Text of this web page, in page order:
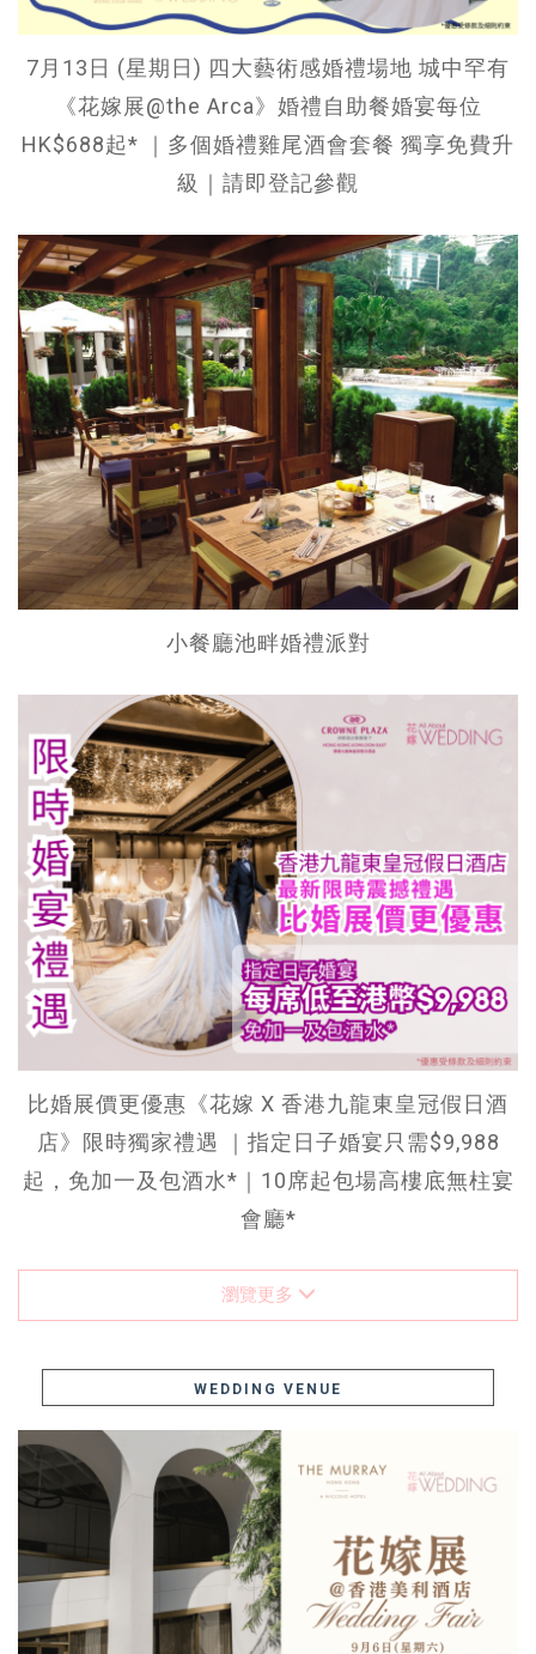
7月13日 (星期日) 四大藝術感婚禮場地 城中罕有
《花嫁展@the Arca》婚禮自助餐婚宴每位
HK$688起* ｜多個婚禮雞尾酒會套餐 獨享免費升
級｜請即登記參觀
小餐廳池畔婚禮派對
比婚展價更優惠《花嫁 X 香港九龍東皇冠假日酒
店》限時獨家禮遇 ｜指定日子婚宴只需$9,988
起，免加一及包酒水*｜10席起包場高樓底無柱宴
會廳*
瀏覽更多
WEDDING VENUE